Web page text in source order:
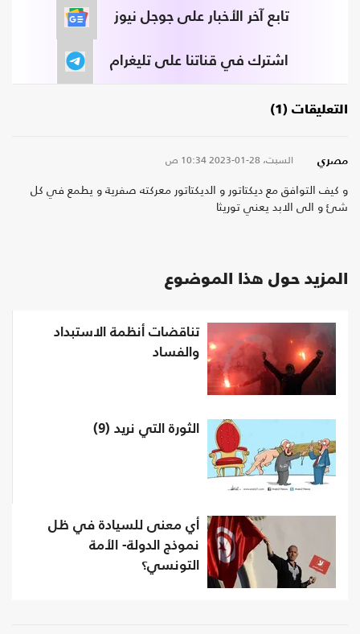
تابع آخر الأخبار على جوجل نيوز
اشترك في قناتنا على تليغرام
التعليقات (1)
مصري السبت، 28-01-2023 10:34 ص
و كيف التوافق مع ديكتاتور و الديكتاتور معركته صفرية و يطمع في كل
شئ و الى الابد يعني توريثا
المزيد حول هذا الموضوع
تناقضات أنظمة الاستبداد
والفساد
الثورة التي نريد (9)
أي معنى للسيادة في ظل
نموذج الدولة- الأمة
التونسي؟